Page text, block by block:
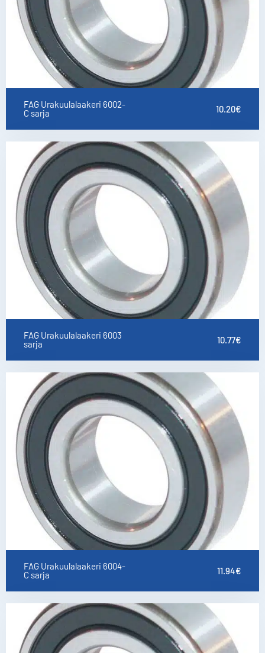
FAG Urakuulalaakeri 6002-
C sarja
10.20€
FAG Urakuulalaakeri 6003
sarja
10.77€
FAG Urakuulalaakeri 6004-
C sarja
11.94€